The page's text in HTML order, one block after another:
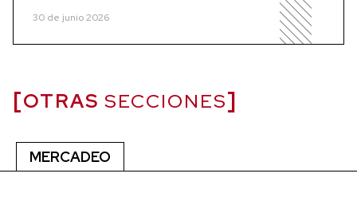
30 de junio 2026
OTRAS SECCIONES
MERCADEO